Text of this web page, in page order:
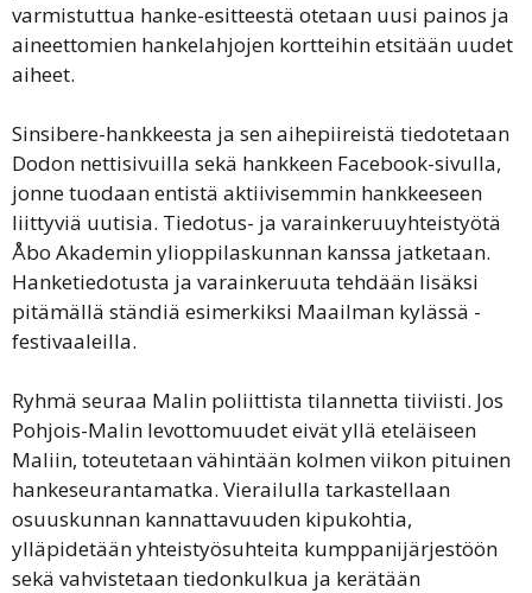
varmistuttua hanke-esitteestä otetaan uusi painos ja
aineettomien hankelahjojen kortteihin etsitään uudet
aiheet.
Sinsibere-hankkeesta ja sen aihepiireistä tiedotetaan
Dodon nettisivuilla sekä hankkeen Facebook-sivulla,
jonne tuodaan entistä aktiivisemmin hankkeeseen
liittyviä uutisia. Tiedotus- ja varainkeruuyhteistyötä
Åbo Akademin ylioppilaskunnan kanssa jatketaan.
Hanketiedotusta ja varainkeruuta tehdään lisäksi
pitämällä ständiä esimerkiksi Maailman kylässä -
festivaaleilla.
Ryhmä seuraa Malin poliittista tilannetta tiiviisti. Jos
Pohjois-Malin levottomuudet eivät yllä eteläiseen
Maliin, toteutetaan vähintään kolmen viikon pituinen
hankeseurantamatka. Vierailulla tarkastellaan
osuuskunnan kannattavuuden kipukohtia,
ylläpidetään yhteistyösuhteita kumppanijärjestöön
sekä vahvistetaan tiedonkulkua ja kerätään